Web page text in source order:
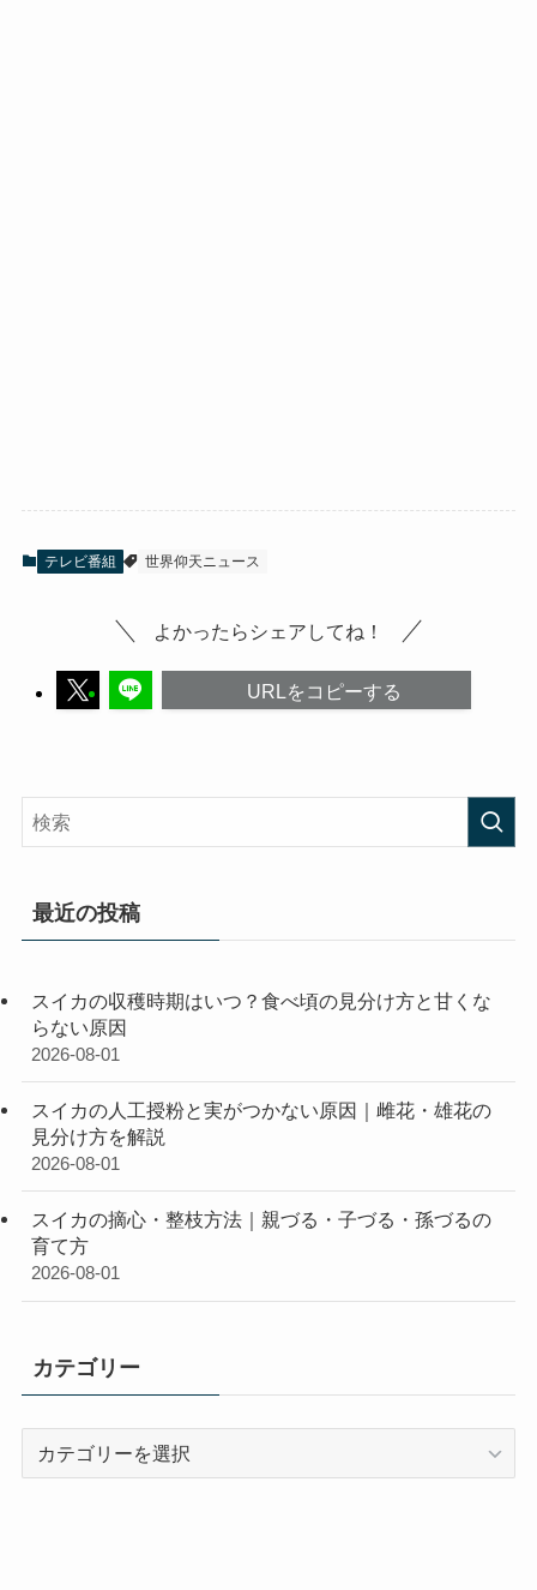
テレビ番組 世界仰天ニュース
よかったらシェアしてね！
URLをコピーする
最近の投稿
スイカの収穫時期はいつ？食べ頃の見分け方と甘くな
らない原因
2026-08-01
スイカの人工授粉と実がつかない原因｜雌花・雄花の
見分け方を解説
2026-08-01
スイカの摘心・整枝方法｜親づる・子づる・孫づるの
育て方
2026-08-01
カテゴリー